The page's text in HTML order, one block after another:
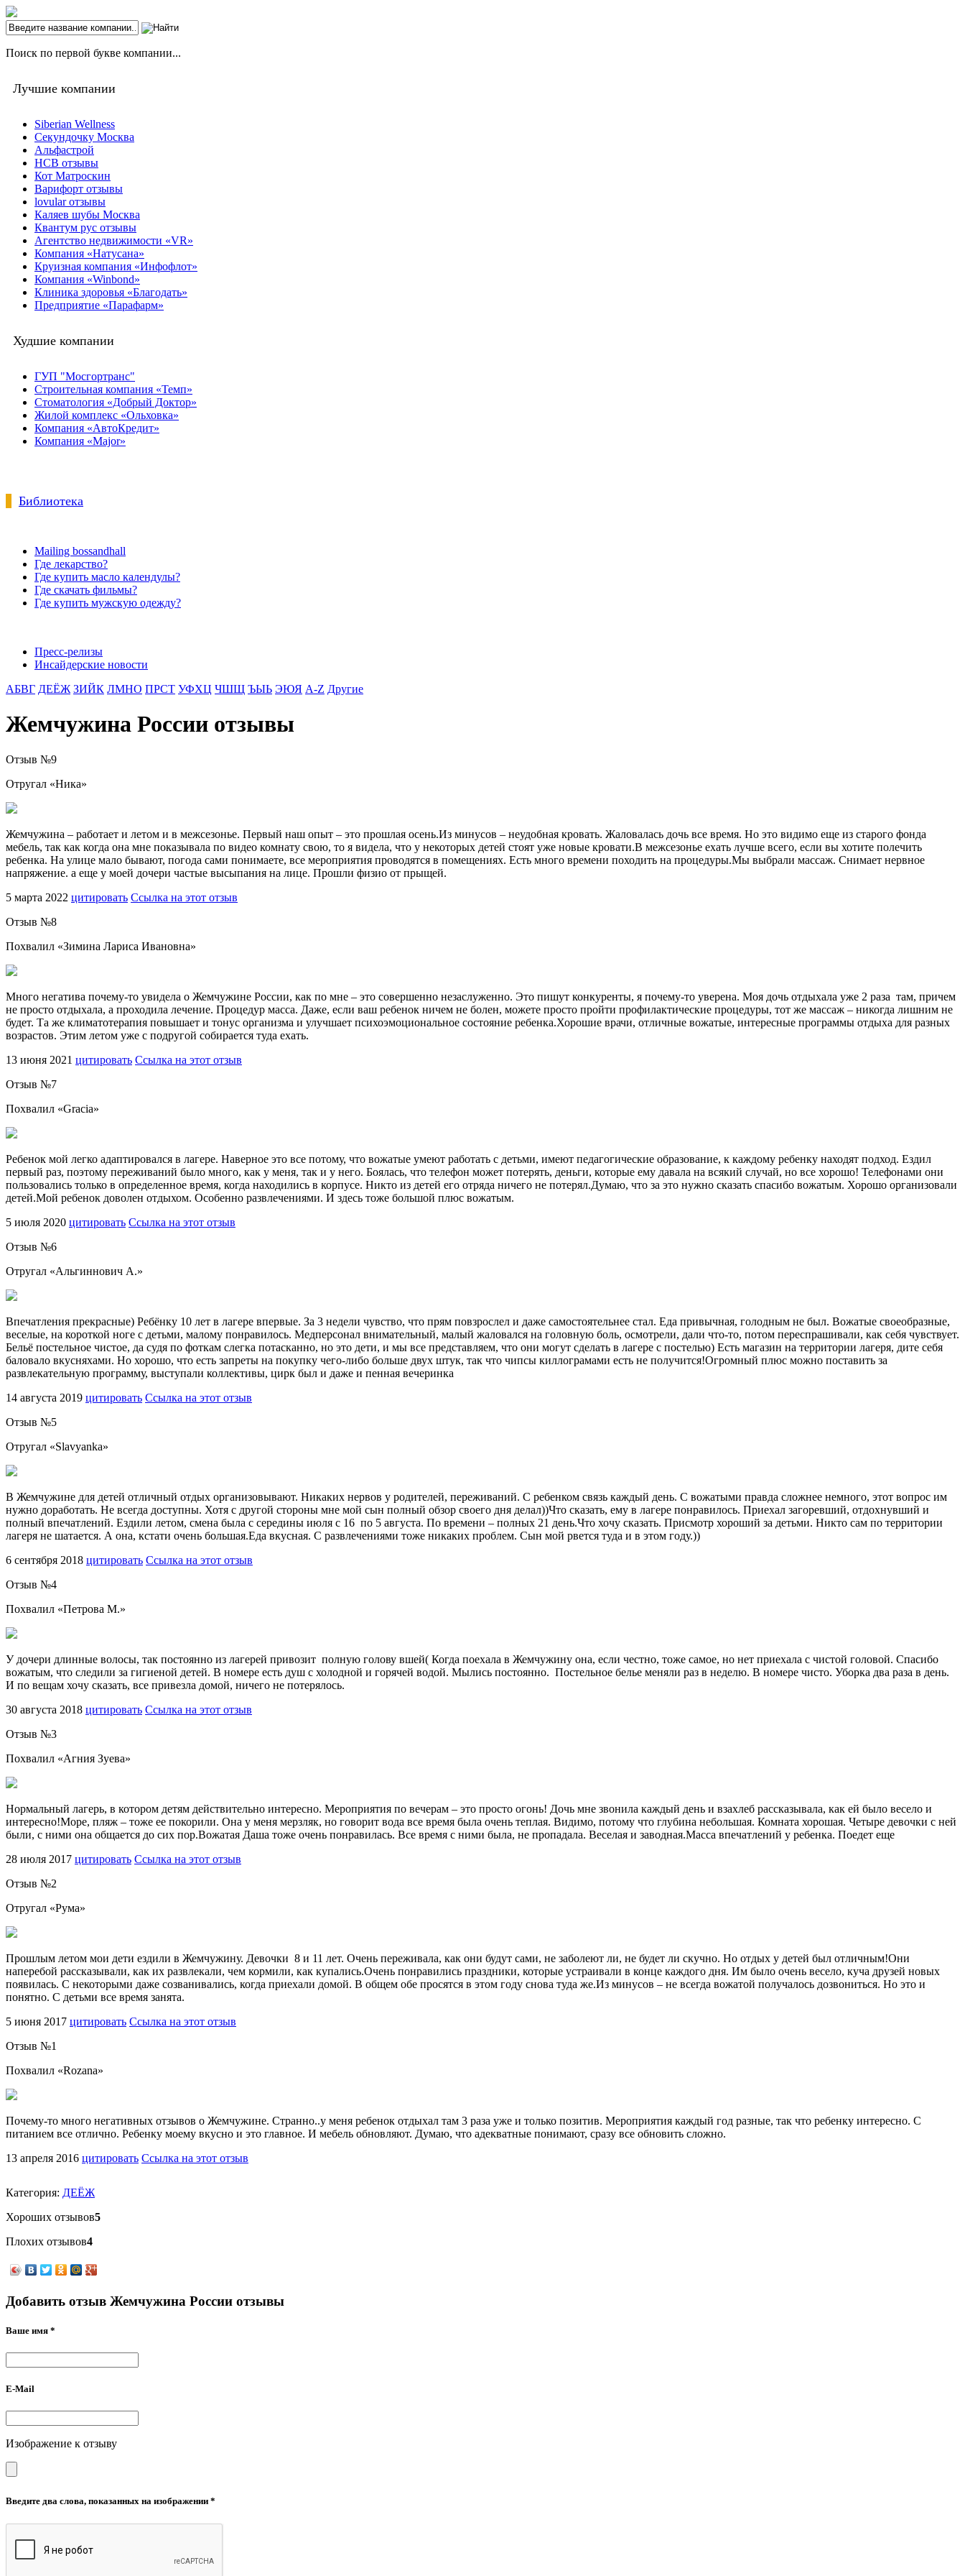
Поиск по первой букве компании...
Лучшие компании
Siberian Wellness
Секундочку Москва
Альфастрой
НСВ отзывы
Кот Матроскин
Варифорт отзывы
lovular отзывы
Каляев шубы Москва
Квантум рус отзывы
Агентство недвижимости «VR»
Компания «Натусана»
Круизная компания «Инфофлот»
Компания «Winbond»
Клиника здоровья «Благодать»
Предприятие «Парафарм»
Худшие компании
ГУП "Мосгортранс"
Строительная компания «Темп»
Стоматология «Добрый Доктор»
Жилой комплекс «Ольховка»
Компания «АвтоКредит»
Компания «Major»
Библиотека
Mailing bossandhall
Где лекарство?
Где купить масло календулы?
Где скачать фильмы?
Где купить мужскую одежду?
Пресс-релизы
Инсайдерские новости
АБВГ ДЕЁЖ ЗИЙК ЛМНО ПРСТ УФХЦ ЧШЩ ЪЫЬ ЭЮЯ A-Z Другие
Жемчужина России отзывы
Отзыв №9
Отругал «Ника»
Жемчужина – работает и летом и в межсезонье. Первый наш опыт – это прошлая осень.Из минусов – неудобная кровать. Жаловалась дочь все время. Но это видимо еще из старого фонда
мебель, так как когда она мне показывала по видео комнату свою, то я видела, что у некоторых детей стоят уже новые кровати.В межсезонье ехать лучше всего, если вы хотите полечить
ребенка. На улице мало бывают, погода сами понимаете, все мероприятия проводятся в помещениях. Есть много времени походить на процедуры.Мы выбрали массаж. Снимает нервное
напряжение. а еще у моей дочери частые высыпания на лице. Прошли физио от прыщей.
5 марта 2022 цитировать Ссылка на этот отзыв
Отзыв №8
Похвалил «Зимина Лариса Ивановна»
Много негатива почему-то увидела о Жемчужине России, как по мне – это совершенно незаслуженно. Это пишут конкуренты, я почему-то уверена. Моя дочь отдыхала уже 2 раза там, причем
не просто отдыхала, а проходила лечение. Процедур масса. Даже, если ваш ребенок ничем не болен, можете просто пройти профилактические процедуры, тот же массаж – никогда лишним не
будет. Та же климатотерапия повышает и тонус организма и улучшает психоэмоциональное состояние ребенка.Хорошие врачи, отличные вожатые, интересные программы отдыха для разных
возрастов. Этим летом уже с подругой собирается туда ехать.
13 июня 2021 цитировать Ссылка на этот отзыв
Отзыв №7
Похвалил «Gracia»
Ребенок мой легко адаптировался в лагере. Наверное это все потому, что вожатые умеют работать с детьми, имеют педагогические образование, к каждому ребенку находят подход. Ездил
первый раз, поэтому переживаний было много, как у меня, так и у него. Боялась, что телефон может потерять, деньги, которые ему давала на всякий случай, но все хорошо! Телефонами они
пользовались только в определенное время, когда находились в корпусе. Никто из детей его отряда ничего не потерял.Думаю, что за это нужно сказать спасибо вожатым. Хорошо организовали
детей.Мой ребенок доволен отдыхом. Особенно развлечениями. И здесь тоже большой плюс вожатым.
5 июля 2020 цитировать Ссылка на этот отзыв
Отзыв №6
Отругал «Альгиннович А.»
Впечатления прекрасные) Ребёнку 10 лет в лагере впервые. За 3 недели чувство, что прям повзрослел и даже самостоятельнее стал. Еда привычная, голодным не был. Вожатые своеобразные,
веселые, на короткой ноге с детьми, малому понравилось. Медперсонал внимательный, малый жаловался на головную боль, осмотрели, дали что-то, потом переспрашивали, как себя чувствует.
Бельё постельное чистое, да судя по фоткам слегка потасканно, но это дети, и мы все представляем, что они могут сделать в лагере с постелью) Есть магазин на территории лагеря, дите себя
баловало вкусняхами. Но хорошо, что есть запреты на покупку чего-либо больше двух штук, так что чипсы киллограмами есть не получится!Огромный плюс можно поставить за
развлекательную программу, выступали коллективы, цирк был и даже и пенная вечеринка
14 августа 2019 цитировать Ссылка на этот отзыв
Отзыв №5
Отругал «Slavyanka»
В Жемчужине для детей отличный отдых организовывают. Никаких нервов у родителей, переживаний. С ребенком связь каждый день. С вожатыми правда сложнее немного, этот вопрос им
нужно доработать. Не всегда доступны. Хотя с другой стороны мне мой сын полный обзор своего дня делал))Что сказать, ему в лагере понравилось. Приехал загоревший, отдохнувший и
полный впечатлений. Ездили летом, смена была с середины июля с 16 по 5 августа. По времени – полных 21 день.Что хочу сказать. Присмотр хороший за детьми. Никто сам по территории
лагеря не шатается. А она, кстати очень большая.Еда вкусная. С развлечениями тоже никаких проблем. Сын мой рвется туда и в этом году.))
6 сентября 2018 цитировать Ссылка на этот отзыв
Отзыв №4
Похвалил «Петрова М.»
У дочери длинные волосы, так постоянно из лагерей привозит полную голову вшей( Когда поехала в Жемчужину она, если честно, тоже самое, но нет приехала с чистой головой. Спасибо
вожатым, что следили за гигиеной детей. В номере есть душ с холодной и горячей водой. Мылись постоянно. Постельное белье меняли раз в неделю. В номере чисто. Уборка два раза в день.
И по вещам хочу сказать, все привезла домой, ничего не потерялось.
30 августа 2018 цитировать Ссылка на этот отзыв
Отзыв №3
Похвалил «Агния Зуева»
Нормальный лагерь, в котором детям действительно интересно. Мероприятия по вечерам – это просто огонь! Дочь мне звонила каждый день и взахлеб рассказывала, как ей было весело и
интересно!Море, пляж – тоже ее покорили. Она у меня мерзляк, но говорит вода все время была очень теплая. Видимо, потому что глубина небольшая. Комната хорошая. Четыре девочки с ней
были, с ними она общается до сих пор.Вожатая Даша тоже очень понравилась. Все время с ними была, не пропадала. Веселая и заводная.Масса впечатлений у ребенка. Поедет еще
28 июля 2017 цитировать Ссылка на этот отзыв
Отзыв №2
Отругал «Рума»
Прошлым летом мои дети ездили в Жемчужину. Девочки 8 и 11 лет. Очень переживала, как они будут сами, не заболеют ли, не будет ли скучно. Но отдых у детей был отличным!Они
наперебой рассказывали, как их развлекали, чем кормили, как купались.Очень понравились праздники, которые устраивали в конце каждого дня. Им было очень весело, куча друзей новых
появилась. С некоторыми даже созванивались, когда приехали домой. В общем обе просятся в этом году снова туда же.Из минусов – не всегда вожатой получалось дозвониться. Но это и
понятно. С детьми все время занята.
5 июня 2017 цитировать Ссылка на этот отзыв
Отзыв №1
Похвалил «Rozana»
Почему-то много негативных отзывов о Жемчужине. Странно..у меня ребенок отдыхал там 3 раза уже и только позитив. Мероприятия каждый год разные, так что ребенку интересно. С
питанием все отлично. Ребенку моему вкусно и это главное. И мебель обновляют. Думаю, что адекватные понимают, сразу все обновить сложно.
13 апреля 2016 цитировать Ссылка на этот отзыв
Категория: ДЕЁЖ
Хороших отзывов5
Плохих отзывов4
Добавить отзыв Жемчужина России отзывы
Ваше имя *
E-Mail
Изображение к отзыву
Введите два слова, показанных на изображении *